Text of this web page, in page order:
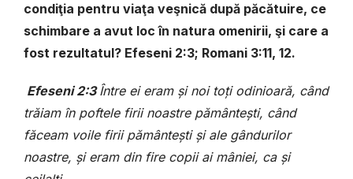
condiţia pentru viaţa veşnică după păcătuire, ce
schimbare a avut loc în natura omenirii, şi care a
fost rezultatul? Efeseni 2:3; Romani 3:11, 12.
Efeseni 2:3Între ei eram şi noi toţi odinioară, când
trăiam în poftele firii noastre pământeşti, când
făceam voile firii pământeşti şi ale gândurilor
noastre, şi eram din fire copii ai mâniei, ca şi